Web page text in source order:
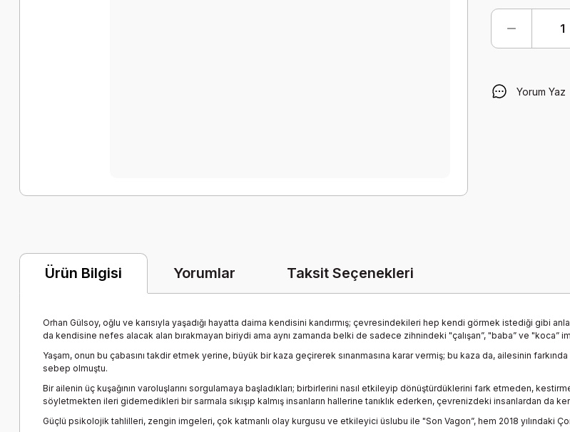
Yorum Yaz
Ürün Bilgisi Yorumlar Taksit Seçenekleri
Orhan Gülsoy, oğlu ve karısıyla yaşadığı hayatta daima kendisini kandırmış; çevresindekileri hep kendi görmek istediği gibi
da kendisine nefes alacak alan bırakmayan biriydi ama aynı zamanda belki de sadece zihnindeki "çalışan”, "baba” ve "koca”
Yaşam, onun bu çabasını takdir etmek yerine, büyük bir kaza geçirerek sınanmasına karar vermiş; bu kaza da, ailesinin
sebep olmuştu.
Bir ailenin üç kuşağının varoluşlarını sorgulamaya başladıkları; birbirlerini nasıl etkileyip dönüştürdüklerini fark etmeden,
söyletmekten ileri gidemedikleri bir sarmala sıkışıp kalmış insanların hallerine tanıklık ederken, çevrenizdeki insanlardan da
Güçlü psikolojik tahlilleri, zengin imgeleri, çok katmanlı olay kurgusu ve etkileyici üslubu ile "Son Vagon”, hem 2018 yılındaki